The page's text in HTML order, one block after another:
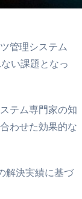
管理システム
い課題となっ
テム専門家の知
わせた効果的な
解決実績に基づ